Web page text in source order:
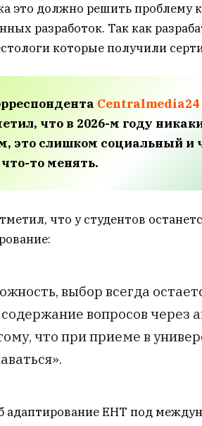
это должно решить проблему
разработок. Так как
которые получили
Centralmedia24
что в 2026-м году
это слишком социальный и
то менять.
что у студентов
выбор всегда
вопросов через
что при приеме в
адаптирование ЕНТ под